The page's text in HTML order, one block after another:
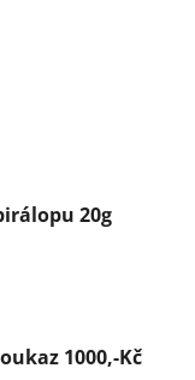
20g
1000,-Kč